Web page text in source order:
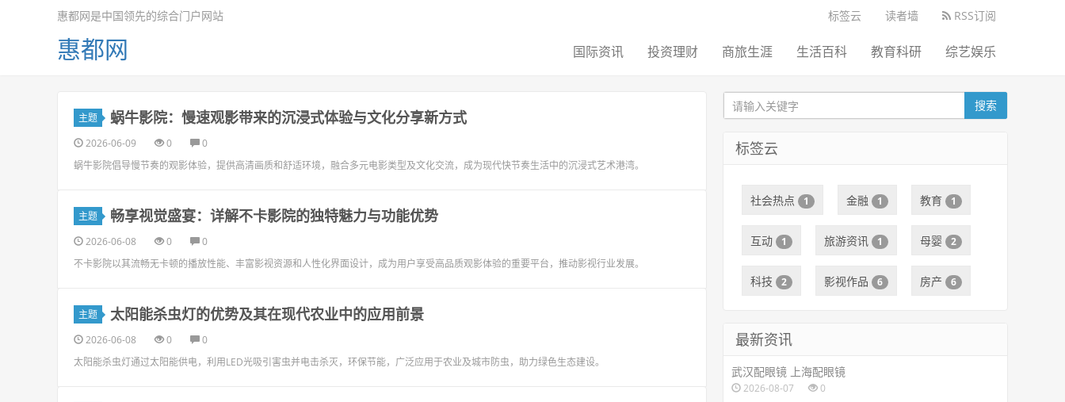
标签云 读者墙 RSS订阅
惠都网是中国领先的综合门户网站
惠都网 国际资讯 投资理财 商旅生涯 生活百科 教育科研 综艺娱乐
主题 蜗牛影院：慢速观影带来的沉浸式体验与文化分享新方式
2026-06-09 0
0
蜗牛影院倡导慢节奏的观影体验，提供高清画质和舒适环境，融合多元电影类型及文化交流，成为现代快节奏生活中的沉浸式艺术港湾。
主题 畅享视觉盛宴：详解不卡影院的独特魅力与功能优势
2026-06-08 0
0
不卡影院以其流畅无卡顿的播放性能、丰富影视资源和人性化界面设计，成为用户享受高品质观影体验的重要平台，推动影视行业发展。
主题 太阳能杀虫灯的优势及其在现代农业中的应用前景
2026-06-08 0
0
太阳能杀虫灯通过太阳能供电，利用LED光吸引害虫并电击杀灭，环保节能，广泛应用于农业及城市防虫，助力绿色生态建设。
搜索
标签云
社会热点 1 金融 1 教育 1
互动 1 旅游资讯 1 母婴 2
科技 2 影视作品 6 房产 6
最新资讯
武汉配眼镜 上海配眼镜
2026-08-07 0